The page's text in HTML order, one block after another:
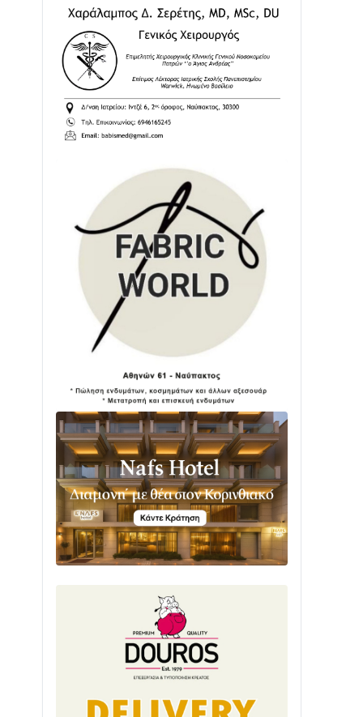
Διαβάστε την «Ναυπακτία» που
κυκλοφορεί
31/07 • 08:16
Δωρίδα για Όλους: «Καμία εκχώρηση
των νερών στην ΕΥΔΑΠ»
28/07 • 21:46
ΕΚΤΑΚΤΟ – ΝΑΥΠΑΚΤΙΑ: ΣΥΝΑΓΕΡΜΟΣ
ΣΤΗΝ ΠΥΡΟΣΒΕΣΤΙΚΗ ΓΙΑ ΦΩΤΙΑ ΣΤΟΝ
ΑΓΙΟ ΗΛΙΑ ΠΡΙΝ ΤΗ ΓΡΑΝΙΤΣΑ